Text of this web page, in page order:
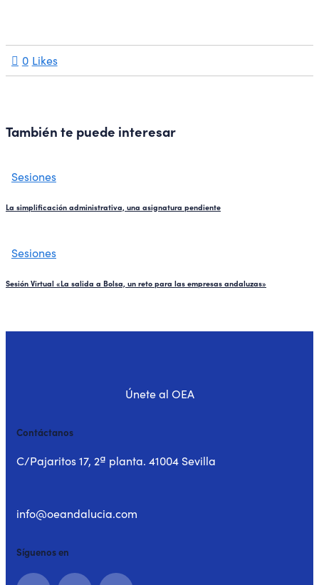
0 Likes
También te puede interesar
Sesiones
La simplificación administrativa, una asignatura pendiente
Sesiones
Sesión Virtual «La salida a Bolsa, un reto para las empresas andaluzas»
Únete al OEA
Contáctanos
C/Pajaritos 17, 2ª planta. 41004 Sevilla
info@oeandalucia.com
Síguenos en